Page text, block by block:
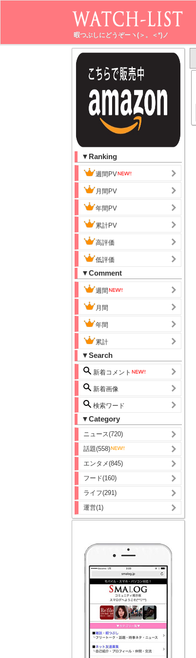
暇つぶしにどうぞーヽ(＞。＜*)ノ
▼Ranking
週間PV
月間PV
年間PV
累計PV
高評価
低評価
▼Comment
週間
月間
年間
累計
▼Search
新着コメント
新着画像
検索ワード
▼Category
ニュース(720)
話題(558)
エンタメ(845)
フード(160)
ライフ(291)
運営(1)